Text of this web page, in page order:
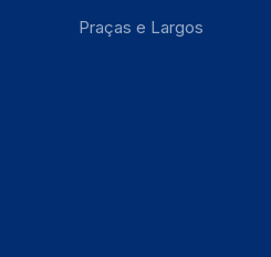
Praças e Largos